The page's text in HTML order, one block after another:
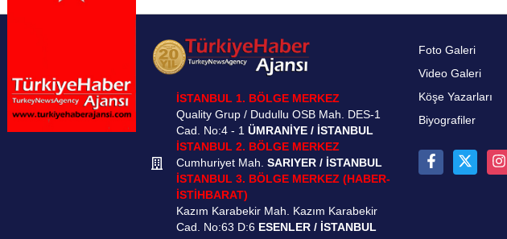
İSTANBUL 1. BÖLGE MERKEZ
Quality Grup / Dudullu OSB Mah. DES-1
Cad. No:4 - 1 ÜMRANİYE / İSTANBUL
İSTANBUL 2. BÖLGE MERKEZ
Cumhuriyet Mah. SARIYER / İSTANBUL
İSTANBUL 3. BÖLGE MERKEZ (HABER-
İSTİHBARAT)
Kazım Karabekir Mah. Kazım Karabekir
Cad. No:63 D:6 ESENLER / İSTANBUL
Foto Galeri
Video Galeri
Köşe Yazarları
Biyografiler